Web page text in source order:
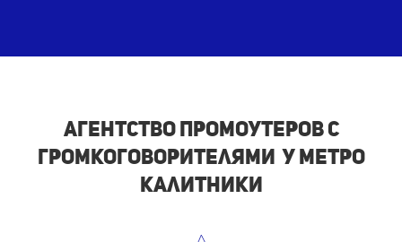
Агентство промоутеров с
громкоговорителями у метро
Калитники